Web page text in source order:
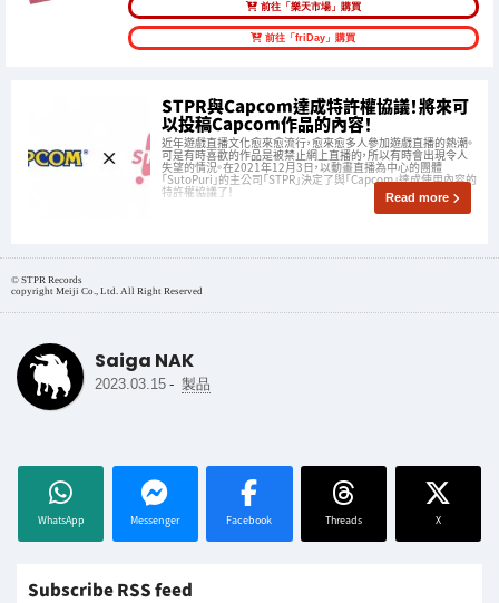
前往「樂天市場」購買
前往「friDay」購買
STPR與Capcom達成特許權協議！將來可
以投稿Capcom作品的內容！
近年遊戲直播文化愈來愈流行，愈來愈多人參加遊戲直播的熱潮。
可是有時喜歡的作品是被禁止網上直播的，所以有時會出現令人
失望的情況。在2021年12月3日，以動畫直播為中心的團體
「SutoPuri」的主公司「STPR」決定了與「Capcom」達成使用內容的
特許權協議了！ Read more
© STPR Records
copyright Meiji Co., Ltd. All Right Reserved
Saiga NAK
2023.03.15 - 製品
WhatsApp Messenger Facebook Threads X
Subscribe RSS feed